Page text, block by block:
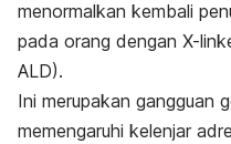
menormalkan kembali
pada orang dengan X-
ALD).
Ini merupakan gangguan
memengaruhi kelenjar